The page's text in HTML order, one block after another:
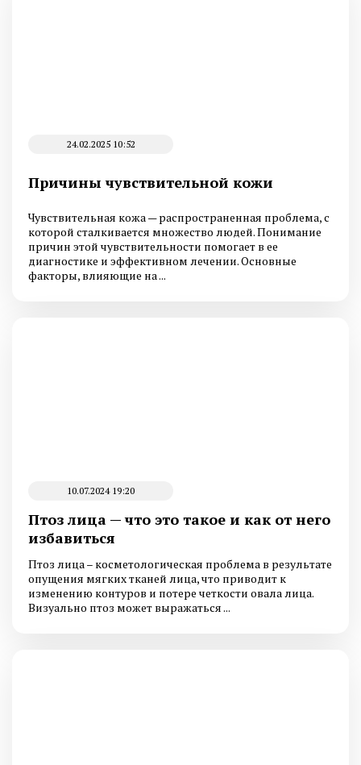
24.02.2025 10:52
Причины чувствительной кожи
Чувствительная кожа — распространенная проблема, с
которой сталкивается множество людей. Понимание
причин этой чувствительности помогает в ее
диагностике и эффективном лечении. Основные
факторы, влияющие на ...
10.07.2024 19:20
Птоз лица — что это такое и как от него
избавиться
Птоз лица – косметологическая проблема в результате
опущения мягких тканей лица, что приводит к
изменению контуров и потере четкости овала лица.
Визуально птоз может выражаться ...